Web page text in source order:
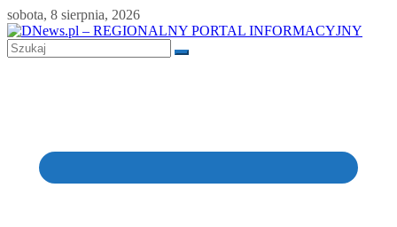
Skip
to
content
sobota, 8 sierpnia, 2026